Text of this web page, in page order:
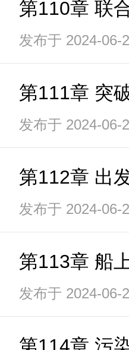
第110章 联
发布于 2024-06-
第111章 突
发布于 2024-06-
第112章 出
发布于 2024-06-
第113章 船
发布于 2024-06-